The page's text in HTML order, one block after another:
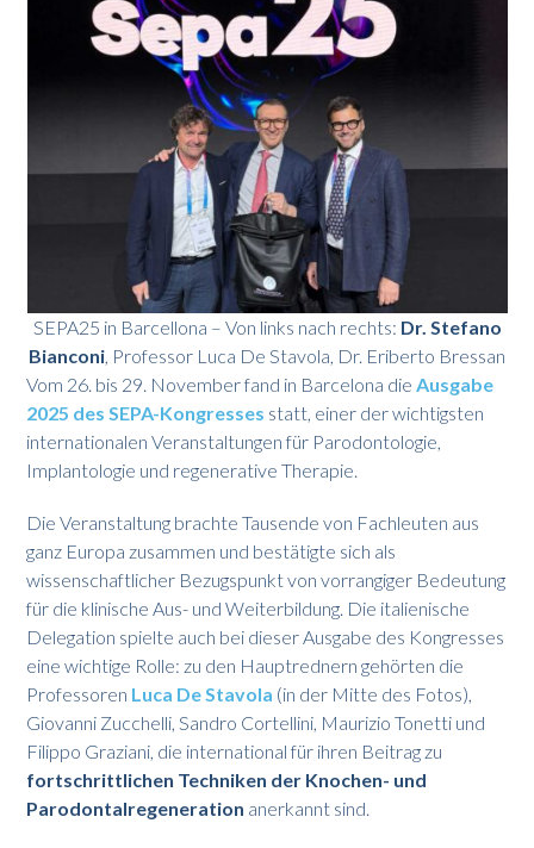
SEPA25 in Barcellona – Von links nach rechts: Dr. Stefano
Bianconi, Professor Luca De Stavola, Dr. Eriberto Bressan
Vom 26. bis 29. November fand in Barcelona dieAusgabe
2025 des SEPA-Kongresses statt, einer der wichtigsten
internationalen Veranstaltungen für Parodontologie,
Implantologie und regenerative Therapie.
Die Veranstaltung brachte Tausende von Fachleuten aus
ganz Europa zusammen und bestätigte sich als
wissenschaftlicher Bezugspunkt von vorrangiger Bedeutung
für die klinische Aus- und Weiterbildung. Die italienische
Delegation spielte auch bei dieser Ausgabe des Kongresses
eine wichtige Rolle: zu den Hauptrednern gehörten die
Professoren Luca De Stavola (in der Mitte des Fotos),
Giovanni Zucchelli, Sandro Cortellini, Maurizio Tonetti und
Filippo Graziani, die international für ihren Beitrag zu
fortschrittlichen Techniken der Knochen- und
Parodontalregeneration anerkannt sind.